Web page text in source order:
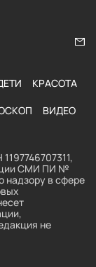
КРАСОТА
ВИДЕО
СМИ ПИ №
надзору в сфере
не